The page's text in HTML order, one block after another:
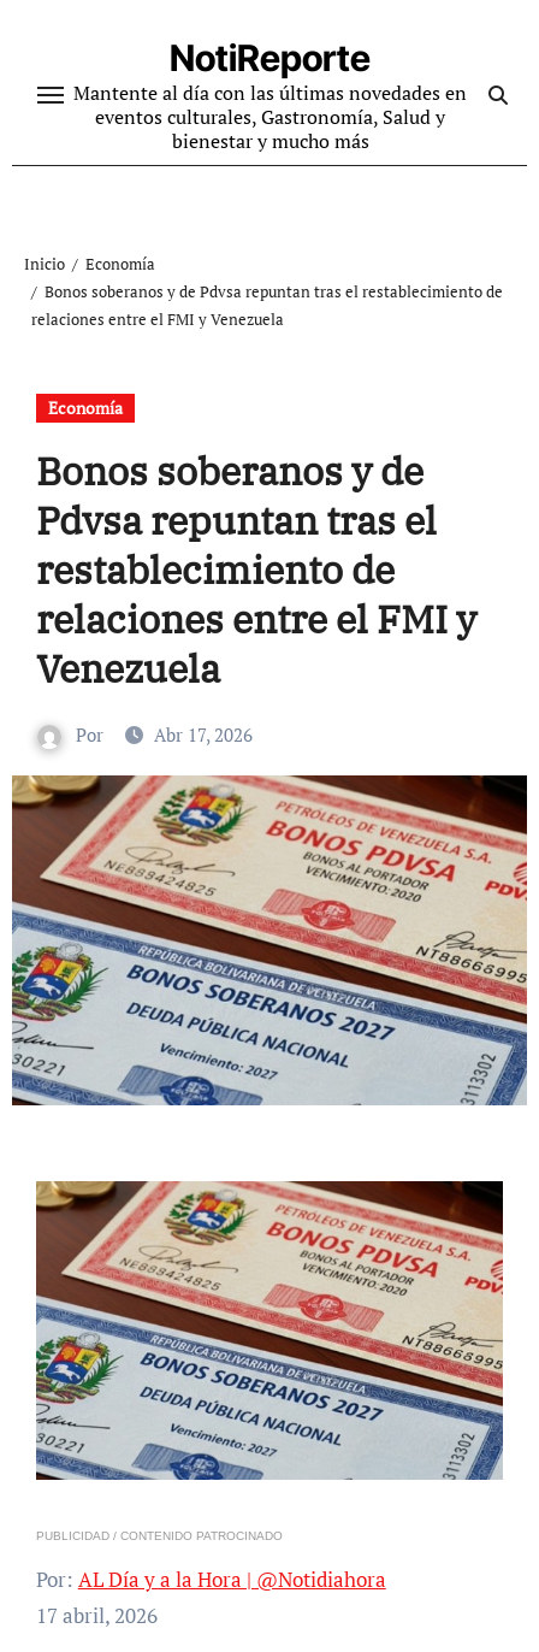
contenido
NotiReporte
Mantente al día con las últimas novedades en
eventos culturales, Gastronomía, Salud y
bienestar y mucho más
Inicio
Economía
Bonos soberanos y de Pdvsa repuntan tras el restablecimiento de
relaciones entre el FMI y Venezuela
Economía
Bonos soberanos y de
Pdvsa repuntan tras el
restablecimiento de
relaciones entre el FMI y
Venezuela
Por Abr 17, 2026
PUBLICIDAD / CONTENIDO PATROCINADO
Por: AL Día y a la Hora | @Notidiahora
17 abril, 2026